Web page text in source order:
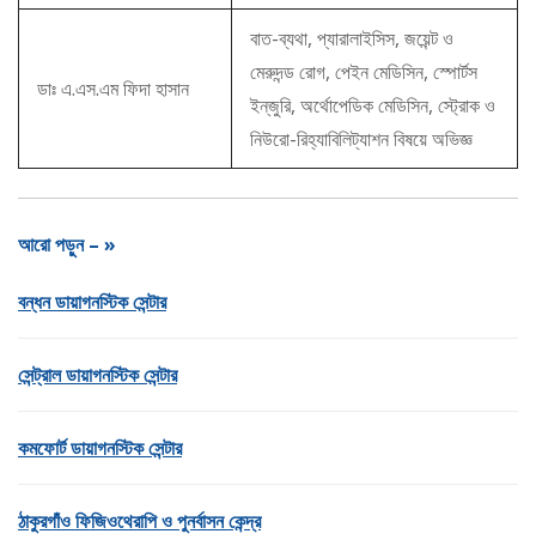
ডাঃ এ.এস.এম ফিদা হাসান
বাত-ব্যথা, প্যারালাইসিস, জয়েন্ট ও
মেরুদন্ড রোগ, পেইন মেডিসিন, স্পোর্টস
ইন্‌জুরি, অর্থোপেডিক মেডিসিন, স্ট্রোক ও
নিউরো-রিহ্যাবিলিট্যাশন বিষয়ে অভিজ্ঞ
আরো পড়ুন – »
বন্ধন ডায়াগনস্টিক সেন্টার
সেন্ট্রাল ডায়াগনস্টিক সেন্টার
কমফোর্ট ডায়াগনস্টিক সেন্টার
ঠাকুরগাঁও ফিজিওথেরাপি ও পুনর্বাসন কেন্দ্র